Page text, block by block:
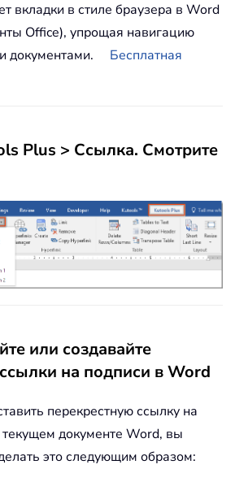
вкладки в стиле браузера в Word
Office), упрощая навигацию
документами.
Бесплатная
Plus > Ссылка. Смотрите
или создавайте
на подписи в Word
перекрестную ссылку на
документе Word, вы
это следующим образом: